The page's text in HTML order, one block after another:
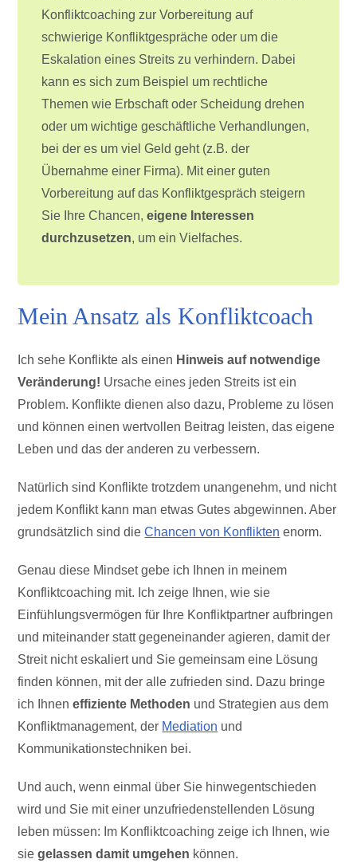
Konfliktcoaching zur Vorbereitung auf
schwierige Konfliktgespräche oder um die
Eskalation eines Streits zu verhindern. Dabei
kann es sich zum Beispiel um rechtliche
Themen wie Erbschaft oder Scheidung drehen
oder um wichtige geschäftliche Verhandlungen,
bei der es um viel Geld geht (z.B. der
Übernahme einer Firma). Mit einer guten
Vorbereitung auf das Konfliktgespräch steigern
Sie Ihre Chancen,eigene Interessen
durchzusetzen, um ein Vielfaches.
Mein Ansatz als Konfliktcoach
Ich sehe Konflikte als einen Hinweis auf notwendige
Veränderung! Ursache eines jeden Streits ist ein
Problem. Konflikte dienen also dazu, Probleme zu lösen
und können einen wertvollen Beitrag leisten, das eigene
Leben und das der anderen zu verbessern.
Natürlich sind Konflikte trotzdem unangenehm, und nicht
jedem Konflikt kann man etwas Gutes abgewinnen. Aber
grundsätzlich sind dieChancen von Konflikten enorm.
Genau diese Mindset gebe ich Ihnen in meinem
Konfliktcoaching mit. Ich zeige Ihnen, wie sie
Einfühlungsvermögen für Ihre Konfliktpartner aufbringen
und miteinander statt gegeneinander agieren, damit der
Streit nicht eskaliert und Sie gemeinsam eine Lösung
finden können, mit der alle zufrieden sind. Dazu bringe
ich Ihneneffiziente Methoden und Strategien aus dem
Konfliktmanagement, der Mediation und
Kommunikationstechniken bei.
Und auch, wenn einmal über Sie hinwegentschieden
wird und Sie mit einer unzufriedenstellenden Lösung
leben müssen: Im Konfliktcoaching zeige ich Ihnen, wie
siegelassen damit umgehen können.